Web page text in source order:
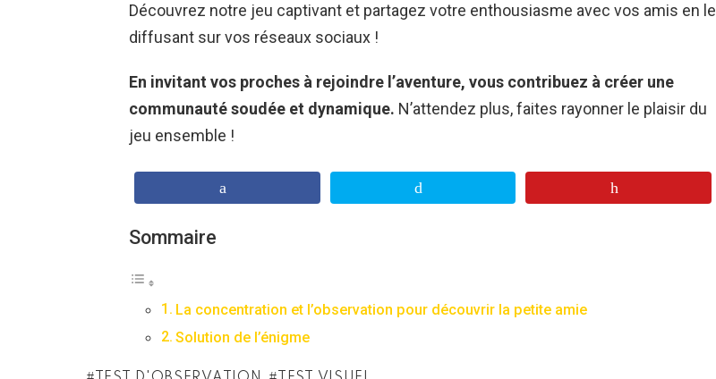
Découvrez notre jeu captivant et partagez votre enthousiasme avec vos amis en le
diffusant sur vos réseaux sociaux !
En invitant vos proches à rejoindre l’aventure, vous contribuez à créer une
communauté soudée et dynamique. N’attendez plus, faites rayonner le plaisir du
jeu ensemble !
Sommaire
La concentration et l’observation pour découvrir la petite amie
Solution de l’énigme